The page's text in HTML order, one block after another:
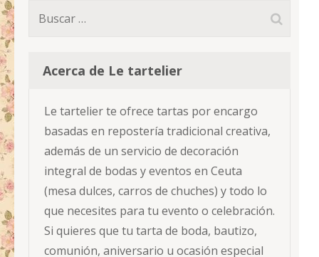
Buscar:
Acerca de Le tartelier
Le tartelier te ofrece tartas por encargo
basadas en repostería tradicional creativa,
además de un servicio de decoración
integral de bodas y eventos en Ceuta
(mesa dulces, carros de chuches) y todo lo
que necesites para tu evento o celebración.
Si quieres que tu tarta de boda, bautizo,
comunión, aniversario u ocasión especial